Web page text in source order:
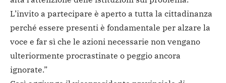
L’invito a partecipare è aperto a tutta la cittadinanza
perché essere presenti è fondamentale per alzare la
voce e far sì che le azioni necessarie non vengano
ulteriormente procrastinate o peggio ancora
ignorate.”